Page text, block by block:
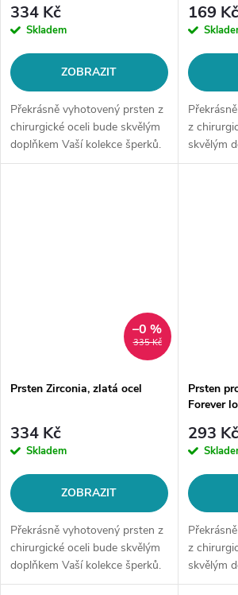
334 Kč
Skladem
ZOBRAZIT
Překrásně vyhotovený prsten z
chirurgické oceli bude skvělým
doplňkem Vaší kolekce šperků.
Materiál: chirurgická ocel 316L
169 Kč
z
skvělým
šperků.
335 Kč
–0 %
Prsten Zirconia, zlatá ocel
334 Kč
Skladem
ZOBRAZIT
Překrásně vyhotovený prsten z
chirurgické oceli bude skvělým
doplňkem Vaší kolekce šperků.
Materiál: chirurgická ocel 316L
Prsten
Forever
293 Kč
z
skvělým
šperků.